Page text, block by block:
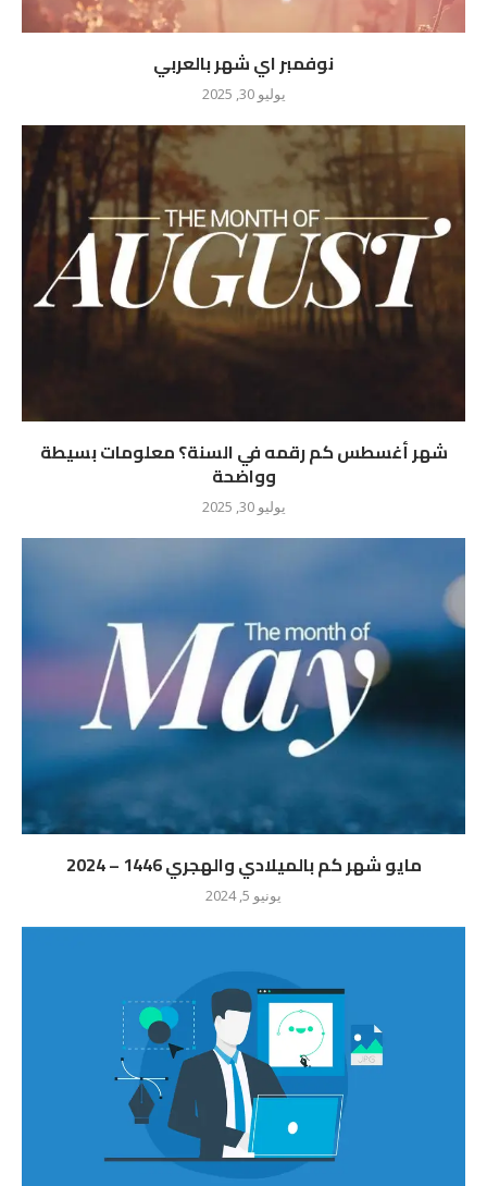
نوفمبر اي شهر بالعربي
يوليو 30, 2025
شهر أغسطس كم رقمه في السنة؟ معلومات بسيطة
وواضحة
يوليو 30, 2025
مايو شهر كم بالميلادي والهجري 1446 – 2024
يونيو 5, 2024